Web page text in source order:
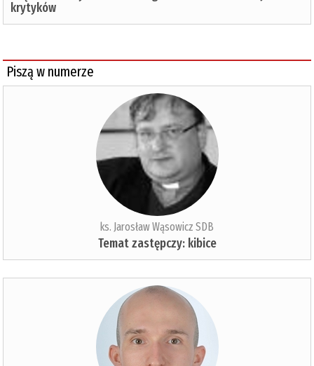
krytyków
Piszą w numerze
ks. Jarosław Wąsowicz SDB
Temat zastępczy: kibice